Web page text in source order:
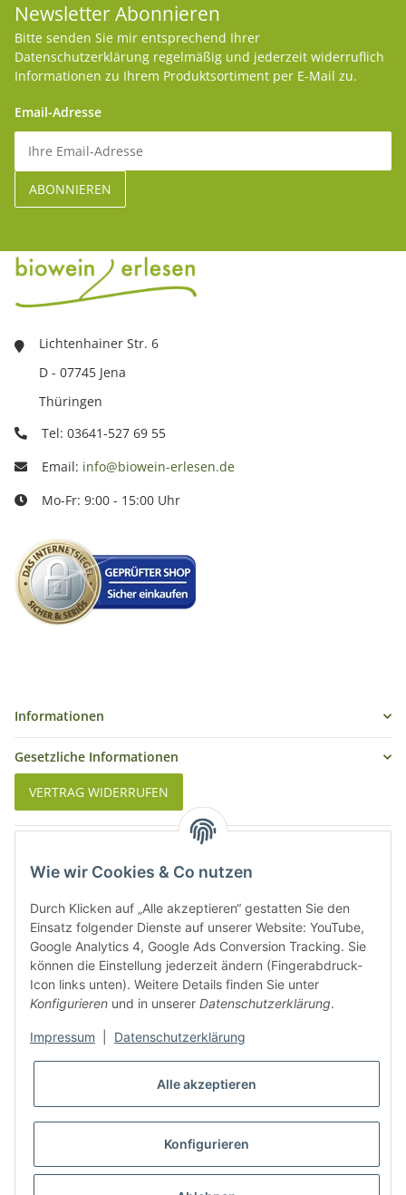
Wie wir Cookies & Co nutzen
Durch Klicken auf „Alle akzeptieren“ gestatten Sie den
Einsatz folgender Dienste auf unserer Website: YouTube,
Google Analytics 4, Google Ads Conversion Tracking. Sie
können die Einstellung jederzeit ändern (Fingerabdruck-
Icon links unten). Weitere Details finden Sie unter
Konfigurieren und in unserer Datenschutzerklärung.
Impressum Datenschutzerklärung
Alle akzeptieren
Konfigurieren
Newsletter Abonnieren
Bitte senden Sie mir entsprechend Ihrer
Datenschutzerklärung regelmäßig und jederzeit widerruflich
Informationen zu Ihrem Produktsortiment per E-Mail zu.
Email-Adresse
Lichtenhainer Str. 6
D - 07745 Jena
Thüringen
Tel: 03641-527 69 55
Email: info@biowein-erlesen.de
Mo-Fr: 9:00 - 15:00 Uhr
Informationen
Gesetzliche Informationen
VERTRAG WIDERRUFEN
Weinbauregionen und Weinbaugebiete in Österreich
Weiße Rebsorten
Rote Rebsorten
* Alle Preise inkl. gesetzlicher USt., zzgl.Versand